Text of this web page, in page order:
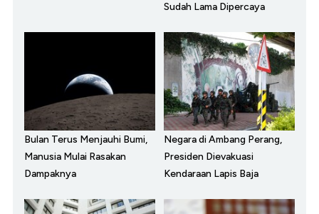
Sudah Lama Dipercaya
Bulan Terus Menjauhi Bumi,
Manusia Mulai Rasakan
Dampaknya
Negara di Ambang Perang,
Presiden Dievakuasi
Kendaraan Lapis Baja